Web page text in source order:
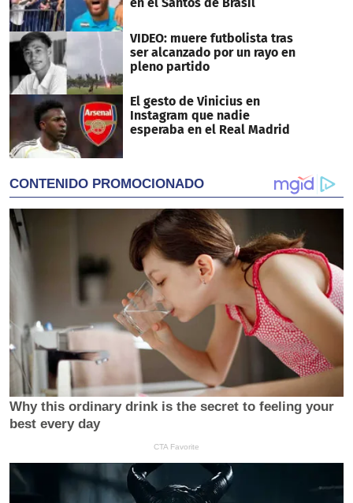
VIDEO: muere futbolista tras
ser alcanzado por un rayo en
pleno partido
El gesto de Vinicius en
Instagram que nadie
esperaba en el Real Madrid